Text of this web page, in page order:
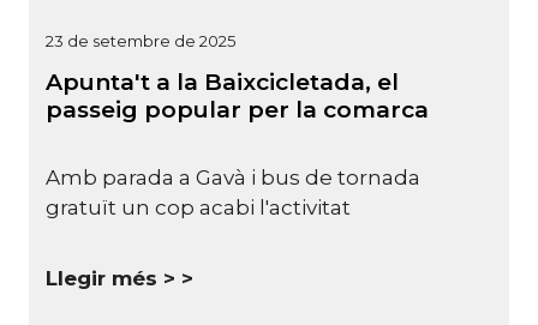
23 de setembre de 2025
Apunta't a la Baixcicletada, el
passeig popular per la comarca
Amb parada a Gavà i bus de tornada
gratuït un cop acabi l'activitat
Llegir més >